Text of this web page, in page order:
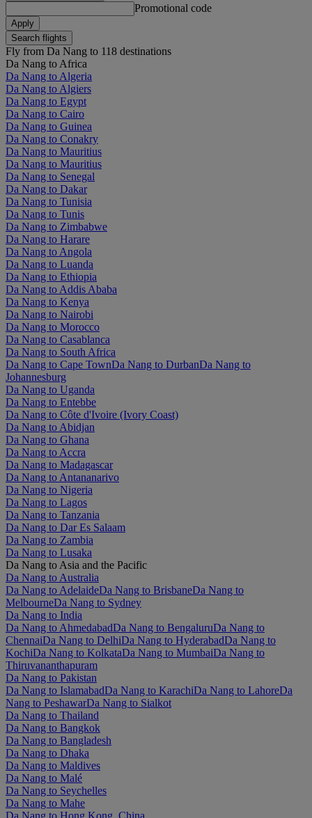
Promotional code
Apply
Search flights
Fly from Da Nang to 118 destinations
Da Nang to Africa
Da Nang to Algeria
Da Nang to Algiers
Da Nang to Egypt
Da Nang to Cairo
Da Nang to Guinea
Da Nang to Conakry
Da Nang to Mauritius
Da Nang to Mauritius
Da Nang to Senegal
Da Nang to Dakar
Da Nang to Tunisia
Da Nang to Tunis
Da Nang to Zimbabwe
Da Nang to Harare
Da Nang to Angola
Da Nang to Luanda
Da Nang to Ethiopia
Da Nang to Addis Ababa
Da Nang to Kenya
Da Nang to Nairobi
Da Nang to Morocco
Da Nang to Casablanca
Da Nang to South Africa
Da Nang to Cape TownDa Nang to DurbanDa Nang to
Johannesburg
Da Nang to Uganda
Da Nang to Entebbe
Da Nang to Côte d'Ivoire (Ivory Coast)
Da Nang to Abidjan
Da Nang to Ghana
Da Nang to Accra
Da Nang to Madagascar
Da Nang to Antananarivo
Da Nang to Nigeria
Da Nang to Lagos
Da Nang to Tanzania
Da Nang to Dar Es Salaam
Da Nang to Zambia
Da Nang to Lusaka
Da Nang to Asia and the Pacific
Da Nang to Australia
Da Nang to AdelaideDa Nang to BrisbaneDa Nang to
MelbourneDa Nang to Sydney
Da Nang to India
Da Nang to AhmedabadDa Nang to BengaluruDa Nang to
ChennaiDa Nang to DelhiDa Nang to HyderabadDa Nang to
KochiDa Nang to KolkataDa Nang to MumbaiDa Nang to
Thiruvananthapuram
Da Nang to Pakistan
Da Nang to IslamabadDa Nang to KarachiDa Nang to LahoreDa
Nang to PeshawarDa Nang to Sialkot
Da Nang to Thailand
Da Nang to Bangkok
Da Nang to Bangladesh
Da Nang to Dhaka
Da Nang to Maldives
Da Nang to Malé
Da Nang to Seychelles
Da Nang to Mahe
Da Nang to Hong Kong, China